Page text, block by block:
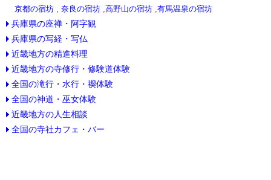
京都の宿坊 , 奈良の宿坊 ,高野山の宿坊 ,有馬温泉の宿坊
兵庫県の座禅・阿字観
兵庫県の写経・写仏
近畿地方の精進料理
近畿地方の寺修行・修験道体験
全国の滝行・水行・禊体験
全国の神道・巫女体験
近畿地方の人生相談
全国の寺社カフェ・バー